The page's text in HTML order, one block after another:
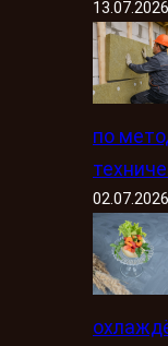
13.07.2026
по
02.07.2026